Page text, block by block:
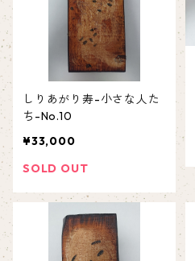
しりあがり寿-小さな人た
ち-No.10
¥33,000
SOLD OUT